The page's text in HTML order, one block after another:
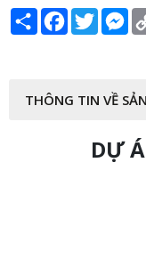
Share Facebook
Twitter
THÔNG TIN VỀ
DỰ